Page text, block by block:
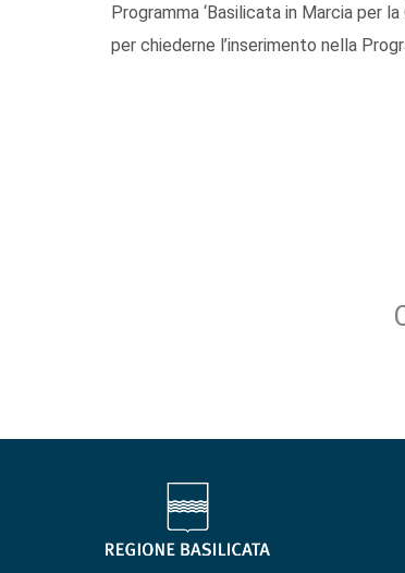
Programma ‘Basilicata in Marcia per
per chiederne l’inserimento nella